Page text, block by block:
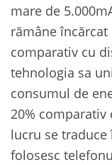
mare de
rămâne
comparativ cu
tehnologia sa
consumul de
20%
lucru se
folosesc